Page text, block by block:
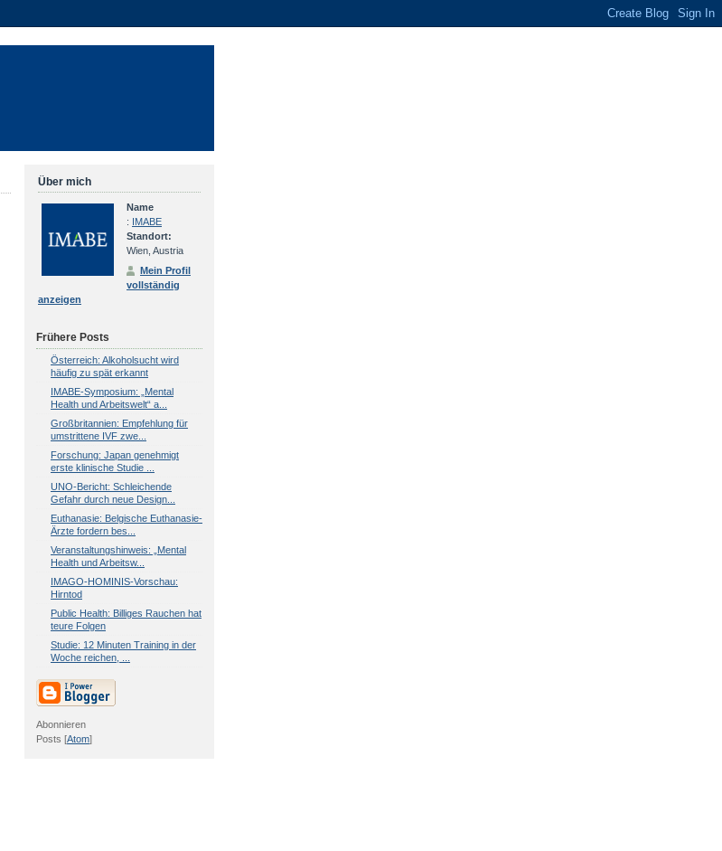
Über mich
Name
:
IMABE
Standort:
Wien, Austria
Mein Profil
vollständig
anzeigen
Frühere Posts
Österreich: Alkoholsucht wird
häufig zu spät erkannt
IMABE-Symposium: „Mental
Health und Arbeitswelt“ a...
Großbritannien: Empfehlung für
umstrittene IVF zwe...
Forschung: Japan genehmigt
erste klinische Studie ...
UNO-Bericht: Schleichende
Gefahr durch neue Design...
Euthanasie: Belgische Euthanasie-
Ärzte fordern bes...
Veranstaltungshinweis: „Mental
Health und Arbeitsw...
IMAGO-HOMINIS-Vorschau:
Hirntod
Public Health: Billiges Rauchen hat
teure Folgen
Studie: 12 Minuten Training in der
Woche reichen, ...
Abonnieren
Posts [Atom]